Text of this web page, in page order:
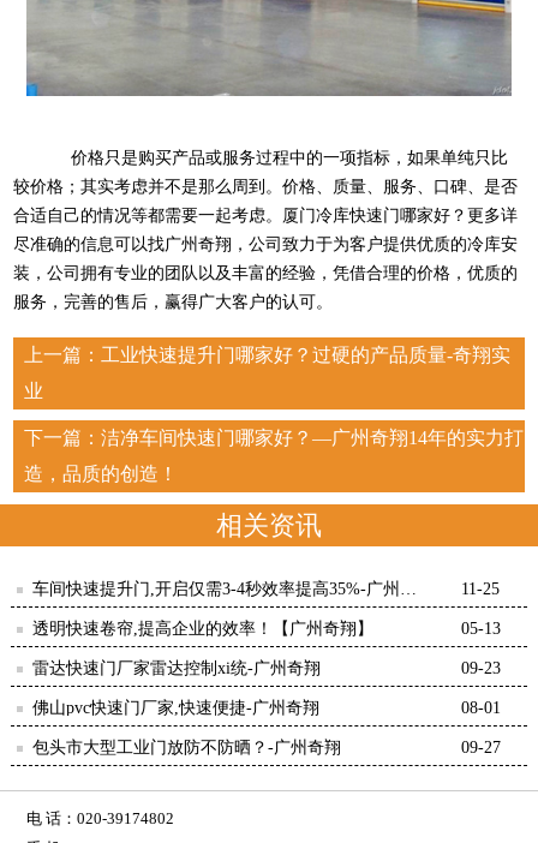
价格只是购买产品或服务过程中的一项指标，如果单纯只比
较价格；其实考虑并不是那么周到。价格、质量、服务、口碑、是否
合适自己的情况等都需要一起考虑。厦门冷库快速门哪家好？更多详
尽准确的信息可以找广州奇翔，公司致力于为客户提供优质的冷库安
装，公司拥有专业的团队以及丰富的经验，凭借合理的价格，优质的
服务，完善的售后，赢得广大客户的认可。
上一篇： 工业快速提升门哪家好？过硬的产品质量-奇翔实
业
下一篇： 洁净车间快速门哪家好？—广州奇翔14年的实力打
造，品质的创造！
相关资讯
车间快速提升门,开启仅需3-4秒效率提高35%-广州奇
翔
11-25
透明快速卷帘,提高企业的效率！【广州奇翔】 05-13
雷达快速门厂家雷达控制xi统-广州奇翔 09-23
佛山pvc快速门厂家,快速便捷-广州奇翔 08-01
包头市大型工业门放防不防晒？-广州奇翔 09-27
电 话：020-39174802